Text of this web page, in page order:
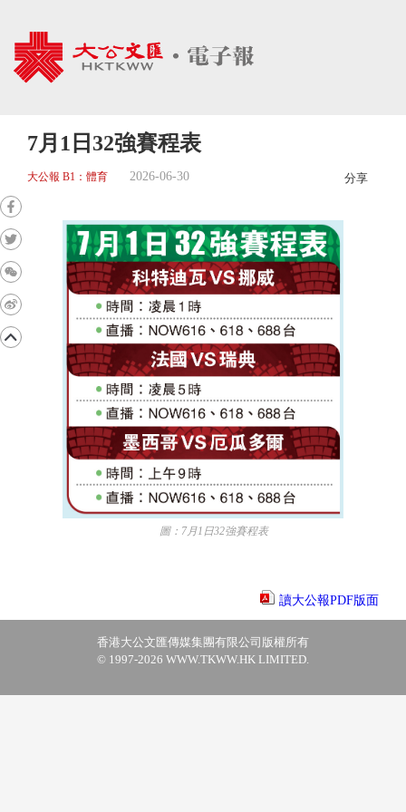
7月1日32強賽程表
大公報 B1：體育 2026-06-30 分享
圖：7月1日32強賽程表
讀大公報PDF版面
香港大公文匯傳媒集團有限公司版權所有
© 1997-2026 WWW.TKWW.HK LIMITED.